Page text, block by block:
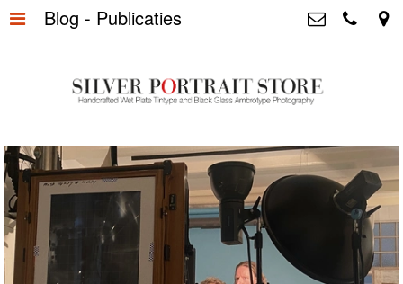
Silver Portraits S-M-L >
Silver Portrait XL-XXL >
Info Store >
FAQ. >
Prijzen
Dutchphotography.nl
Utrechtsedwarsstraat 87, 1017 WD
+31 655163365
info@silverportraitstore.nl
Blog - Publicaties